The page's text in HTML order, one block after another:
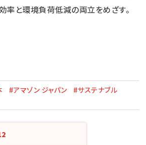
率と環境負荷低減の両立をめざす。
#アマゾン ジャパン
#サステナブル